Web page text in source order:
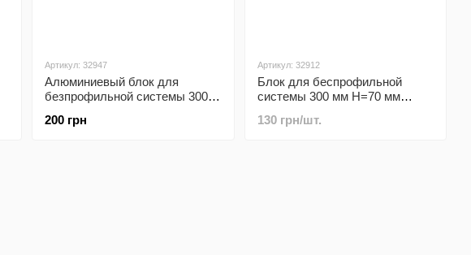
Артикул: 32947
Алюминиевый блок для
безпрофильной системы 300
200 грн
Артикул: 32912
Блок для беспрофильной
системы 300 мм Н=70 мм
130 грн/шт.